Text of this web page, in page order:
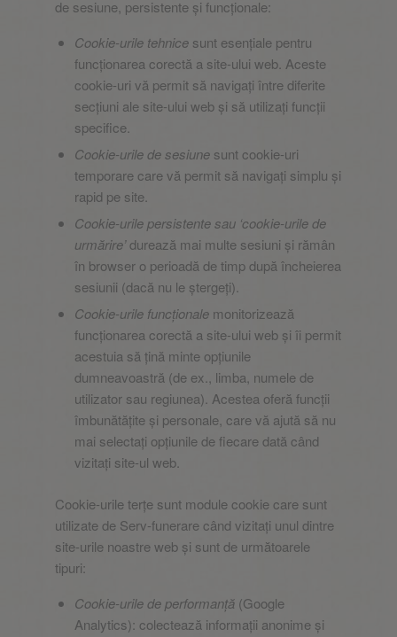
de sesiune, persistente și funcționale:
Cookie-urile tehnice sunt esențiale pentru
funcționarea corectă a site-ului web. Aceste
cookie-uri vă permit să navigați între diferite
secțiuni ale site-ului web și să utilizați funcții
specifice.
Cookie-urile de sesiune sunt cookie-uri
temporare care vă permit să navigați simplu și
rapid pe site.
Cookie-urile persistente sau ‘cookie-urile de
urmărire’durează mai multe sesiuni și rămân
în browser o perioadă de timp după încheierea
sesiunii (dacă nu le ștergeți).
Cookie-urile funcționale monitorizează
funcționarea corectă a site-ului web și îi permit
acestuia să țină minte opțiunile
dumneavoastră (de ex., limba, numele de
utilizator sau regiunea). Acestea oferă funcții
îmbunătățite și personale, care vă ajută să nu
mai selectați opțiunile de fiecare dată când
vizitați site-ul web.
Cookie-urile terțe sunt module cookie care sunt
utilizate de Serv-funerare când vizitați unul dintre
site-urile noastre web și sunt de următoarele
tipuri:
Cookie-urile de performanță (Google
Analytics): colectează informații anonime și